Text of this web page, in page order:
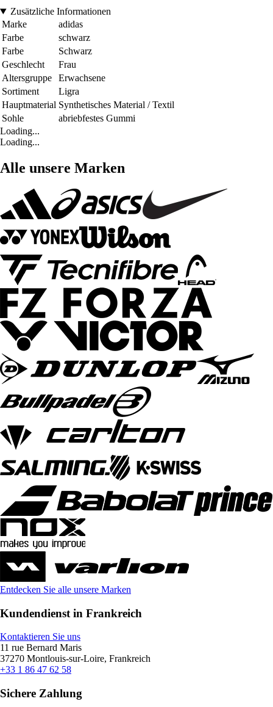
Zusätzliche Informationen
Marke
adidas
Farbe
schwarz
Farbe
Schwarz
Geschlecht
Frau
Altersgruppe
Erwachsene
Sortiment
Ligra
Hauptmaterial Synthetisches Material / Textil
Sohle
abriebfestes Gummi
Loading...
Loading...
Alle unsere Marken
Entdecken Sie alle unsere Marken
Kundendienst in Frankreich
Kontaktieren Sie uns
11 rue Bernard Maris
37270 Montlouis-sur-Loire, Frankreich
+33 1 86 47 62 58
Sichere Zahlung